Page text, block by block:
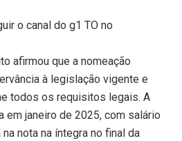
o canal do g1 TO no
afirmou que a nomeação
à legislação vigente e
todos os requisitos legais. A
em janeiro de 2025, com salário
nota na íntegra no final da